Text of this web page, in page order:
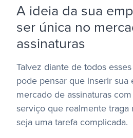
A ideia da sua
ser única no
assinaturas
Talvez diante de todos
pode pensar que inserir sua
mercado de assinaturas
serviço que realmente traga
seja uma tarefa complicada.